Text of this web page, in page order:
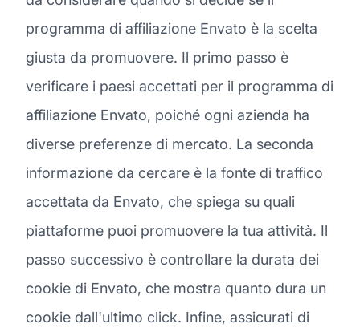
programma di affiliazione Envato è la scelta
giusta da promuovere. Il primo passo è
verificare i paesi accettati per il programma di
affiliazione Envato, poiché ogni azienda ha
diverse preferenze di mercato. La seconda
informazione da cercare è la fonte di traffico
accettata da Envato, che spiega su quali
piattaforme puoi promuovere la tua attività. Il
passo successivo è controllare la durata dei
cookie di Envato, che mostra quanto dura un
cookie dall'ultimo click. Infine, assicurati di